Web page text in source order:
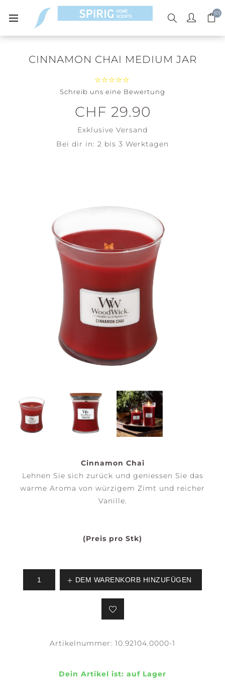
(0)
CINNAMON CHAI MEDIUM JAR
Schreib uns eine Bewertung
CHF 29.90
Exklusive Versand
Bei dir in: 2 bis 3 Werktagen
Cinnamon Chai
Lehnen Sie sich zurück und geniessen Sie das
warme Aroma von würzigem Zimt und reicher
Vanille.
(Preis pro Stk)
DEM WARENKORB HINZUFÜGEN
Artikelnummer: 10.92104.0000-1
Dein Artikel ist: auf Lager